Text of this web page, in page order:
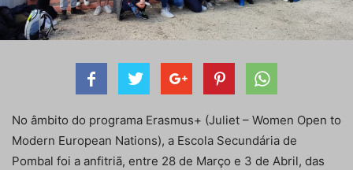
No âmbito do programa Erasmus+ (Juliet – Women Open to
Modern European Nations), a Escola Secundária de
Pombal foi a anfitriã, entre 28 de Março e 3 de Abril, das